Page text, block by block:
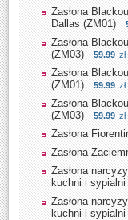
Zasłona
Dallas (ZM01)
Zasłona
(ZM03)
59.99 zł
Zasłona
(ZM01)
59.99 zł
Zasłona
(ZM03)
59.99 zł
Zasłona
Zasłona
Zasłona
kuchni i
Zasłona
kuchni i